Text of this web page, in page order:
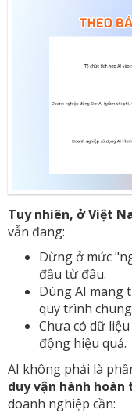
Tuy nhiên, ở Việt
vẫn đang:
Dừng ở mức
đầu từ đâu.
Dùng AI mang
quy trình
Chưa có dữ
động hiệu quả.
AI không phải là
duy vận hành hoàn
doanh nghiệp cần: